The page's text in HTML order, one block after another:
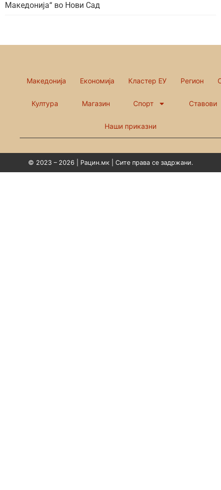
Македонија“ во Нови Сад
Македонија Економија Кластер ЕУ Регион
Култура Магазин Спорт Ставови
Наши приказни
© 2023 – 2026 | Рацин.мк | Сите права се задржани.